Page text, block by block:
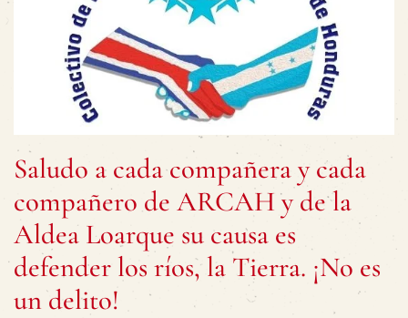
Saludo a cada compañera y cada
compañero de ARCAH y de la
Aldea Loarque su causa es
defender los ríos, la Tierra. ¡No es
un delito!